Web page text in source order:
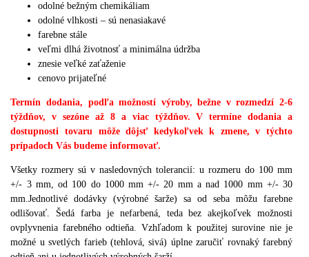
odolné bežným chemikáliam
odolné vlhkosti – sú nenasiakavé
farebne stále
veľmi dlhá životnosť a minimálna údržba
znesie veľké zaťaženie
cenovo prijateľné
Termín dodania, podľa možností výroby, bežne v rozmedzí 2-6
týždňov, v sezóne až 8 a viac týždňov. V termíne dodania a
dostupnosti tovaru môže dôjsť kedykoľvek k zmene, v týchto
prípadoch Vás budeme informovať.
Všetky rozmery sú v nasledovných tolerancií: u rozmeru do 100 mm
+/- 3 mm, od 100 do 1000 mm +/- 20 mm a nad 1000 mm +/- 30
mm.Jednotlivé dodávky (výrobné šarže) sa od seba môžu farebne
odlišovať. Šedá farba je nefarbená, teda bez akejkoľvek možnosti
ovplyvnenia farebného odtieňa. Vzhľadom k použitej surovine nie je
možné u svetlých farieb (tehlová, sivá) úplne zaručiť rovnaký farebný